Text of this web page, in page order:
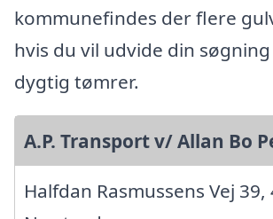
kommunefindes der flere
hvis du vil udvide din
dygtig tømrer.
A.P. Transport v/ Allan Bo
Halfdan Rasmussens Vej 39,